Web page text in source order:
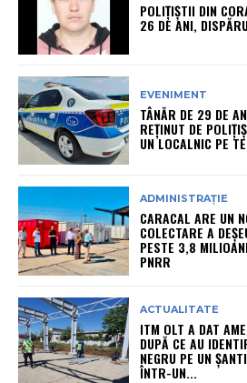
POLIȚIȘTII DIN
26 DE ANI,
EVENIMENT
TÂNĂR DE 29 DE
REȚINUT DE
UN LOCALNIC PE
ADMINISTRAȚIE
CARACAL ARE UN
COLECTARE A
PESTE 3,8
PNRR
ACTUALITATE
ITM OLT A DAT
DUPĂ CE AU
NEGRU PE UN
ÎNTR-UN...